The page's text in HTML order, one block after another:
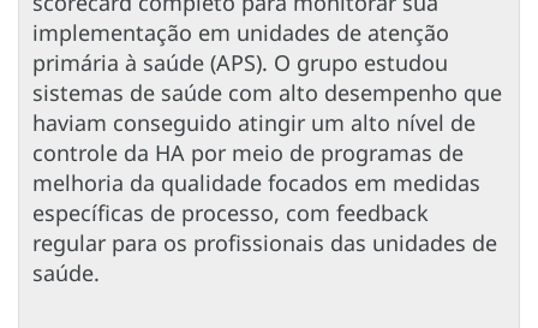
implementação em unidades de atenção
primária à saúde (APS). O grupo estudou
sistemas de saúde com alto desempenho que
haviam conseguido atingir um alto nível de
controle da HA por meio de programas de
melhoria da qualidade focados em medidas
específicas de processo, com feedback
regular para os profissionais das unidades de
saúde.